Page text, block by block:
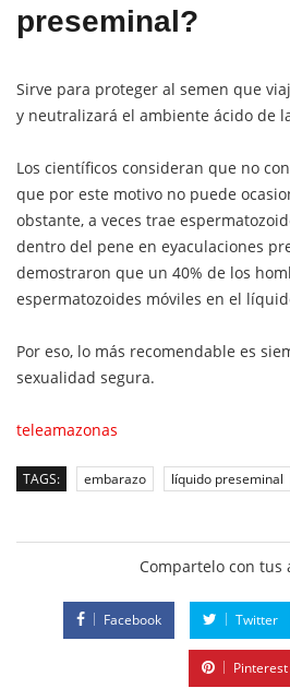
preseminal?
Sirve para proteger al semen que
y neutralizará el ambiente ácido de
Los científicos consideran que no
que por este motivo no puede
obstante, a veces trae
dentro del pene en eyaculaciones
demostraron que un 40% de los
espermatozoides móviles en el
Por eso, lo más recomendable es
sexualidad segura.
teleamazonas
TAGS: embarazo líquido preseminal
Compartelo con tus
Facebook Twitter
Pinterest